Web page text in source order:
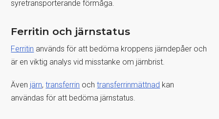
syretransporterande förmåga.
Ferritin och järnstatus
Ferritin används för att bedöma kroppens järndepåer och
är en viktig analys vid misstanke om järnbrist.
Även järn,transferrin ochtransferrinmättnad kan
användas för att bedöma järnstatus.